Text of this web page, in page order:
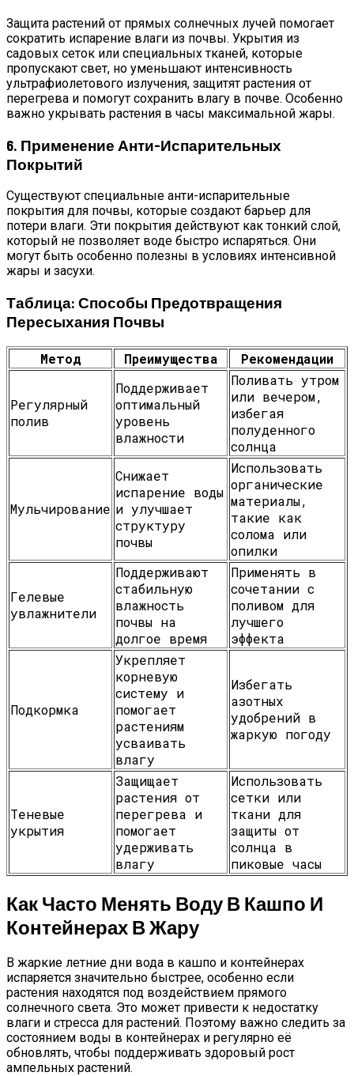
Защита растений от прямых солнечных лучей помогает
сократить испарение влаги из почвы. Укрытия из
садовых сеток или специальных тканей, которые
пропускают свет, но уменьшают интенсивность
ультрафиолетового излучения, защитят растения от
перегрева и помогут сохранить влагу в почве. Особенно
важно укрывать растения в часы максимальной жары.
6. Применение Анти-Испарительных
Покрытий
Существуют специальные анти-испарительные
покрытия для почвы, которые создают барьер для
потери влаги. Эти покрытия действуют как тонкий слой,
который не позволяет воде быстро испаряться. Они
могут быть особенно полезны в условиях интенсивной
жары и засухи.
Таблица: Способы Предотвращения
Пересыхания Почвы
Метод Преимущества Рекомендации
Регулярный
полив
Поддерживает
оптимальный
уровень
влажности
Поливать утром
или вечером,
избегая
полуденного
солнца
Мульчирование
Снижает
испарение воды
и улучшает
структуру
почвы
Использовать
органические
материалы,
такие как
солома или
опилки
Гелевые
увлажнители
Поддерживают
стабильную
влажность
почвы на
долгое время
Применять в
сочетании с
поливом для
лучшего
эффекта
Подкормка
Укрепляет
корневую
систему и
помогает
растениям
усваивать
влагу
Избегать
азотных
удобрений в
жаркую погоду
Теневые
укрытия
Защищает
растения от
перегрева и
помогает
удерживать
влагу
Использовать
сетки или
ткани для
защиты от
солнца в
пиковые часы
Как Часто Менять Воду В Кашпо И
Контейнерах В Жару
В жаркие летние дни вода в кашпо и контейнерах
испаряется значительно быстрее, особенно если
растения находятся под воздействием прямого
солнечного света. Это может привести к недостатку
влаги и стресса для растений. Поэтому важно следить за
состоянием воды в контейнерах и регулярно её
обновлять, чтобы поддерживать здоровый рост
ампельных растений.